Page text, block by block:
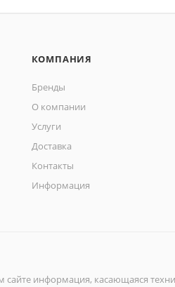
КОМПАНИЯ
Бренды
О компании
Услуги
Доставка
Контакты
Информация
информация, касающаяся